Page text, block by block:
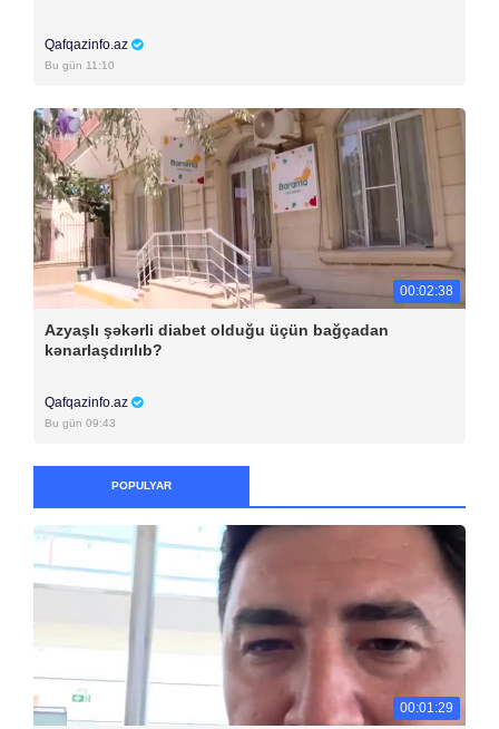
Qafqazinfo.az
Bu gün 11:10
00:02:38
Azyaşlı şəkərli diabet olduğu üçün bağçadan
kənarlaşdırılıb?
Qafqazinfo.az
Bu gün 09:43
POPULYAR
00:01:29